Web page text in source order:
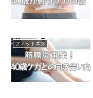
フィットネス